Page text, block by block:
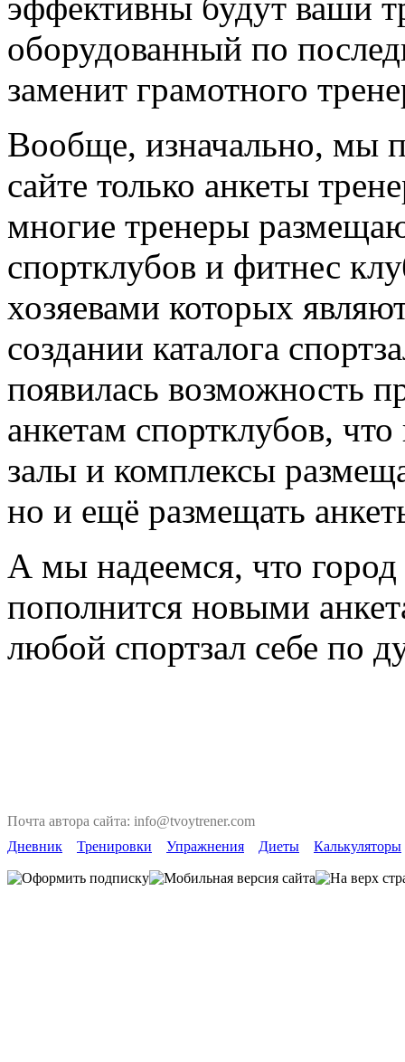
оборудованный по
заменит грамотного
Вообще, изначально, мы
сайте только анкеты
многие тренеры
спортклубов и фитнес
хозяевами которых
создании каталога
появилась возможность
анкетам спортклубов,
залы и комплексы
но и ещё размещать
А мы надеемся, что
пополнится новыми
любой спортзал себе по
Почта автора сайта: info@tvoytrener.com
Дневник
Тренировки Упражнения Диеты Калькуляторы